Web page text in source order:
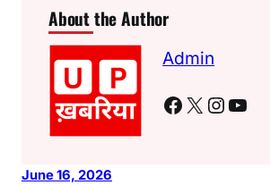
About the Author
Admin
Facebook X Instagram YouTube
June 16, 2026